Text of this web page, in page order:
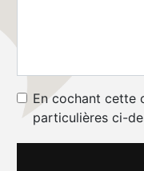
En cochant cette
particulières ci-